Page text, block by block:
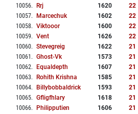
10056. Rrj 1620 22
10057. Marcechuk 1602 22
10058. Viktooor 1600 22
10059. Vent 1626 22
10060. Stevegreig 1622 21
10061 . Ghost-Vk 1573 21
10062. Equaldepth 1607 21
10063. Rohith Krishna 1585 21
10064. Billybobbaldrick 1593 21
10065. Gfligfhlary 1618 21
10066. Philipputien 1606 21